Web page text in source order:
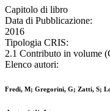
Capitolo di libro
Data di Pubblicazione:
2016
Tipologia CRIS:
2.1 Contributo in volume
Elenco autori:
Fredi, M; Gregorini, G; Zatti, S;